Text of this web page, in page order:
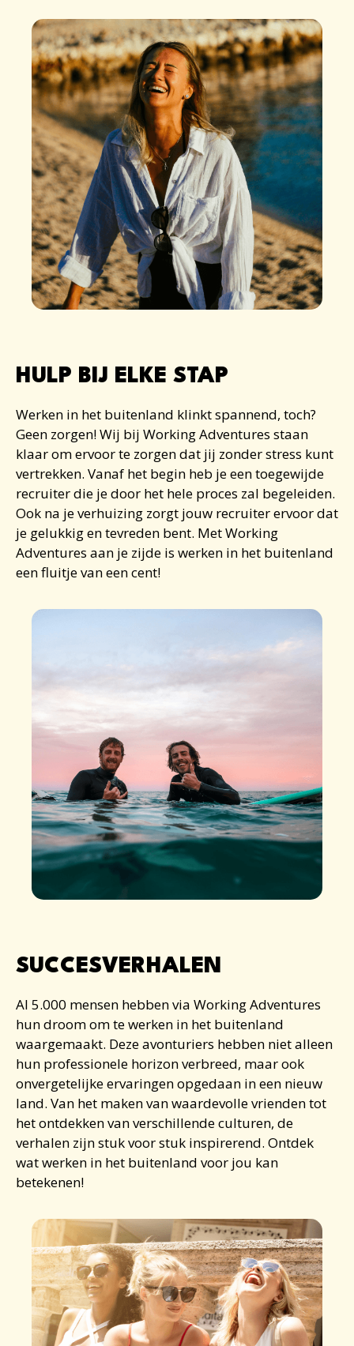
HULP BIJ ELKE STAP
Werken in het buitenland klinkt spannend, toch?
Geen zorgen! Wij bij Working Adventures staan
klaar om ervoor te zorgen dat jij zonder stress kunt
vertrekken. Vanaf het begin heb je een toegewijde
recruiter die je door het hele proces zal begeleiden.
Ook na je verhuizing zorgt jouw recruiter ervoor dat
je gelukkig en tevreden bent. Met Working
Adventures aan je zijde is werken in het buitenland
een fluitje van een cent!
SUCCESVERHALEN
Al 5.000 mensen hebben via Working Adventures
hun droom om tewerken in het buitenland
waargemaakt. Deze avonturiers hebben niet alleen
hun professionele horizon verbreed, maar ook
onvergetelijke ervaringen opgedaan in een nieuw
land. Van het maken van waardevolle vrienden tot
het ontdekken van verschillende culturen, de
verhalen zijn stuk voor stuk inspirerend. Ontdek
watwerken in het buitenland voor jou kan
betekenen!